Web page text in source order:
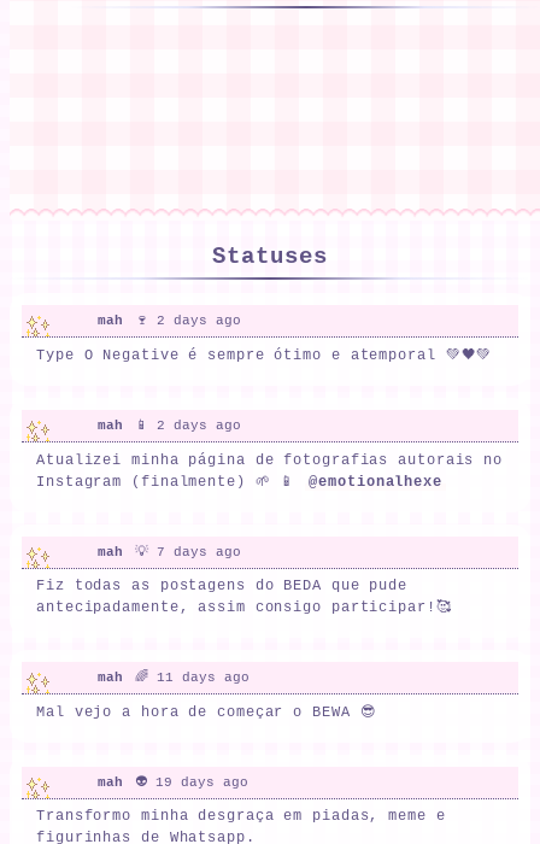
Statuses
mah 🍷 2 days ago
Type O Negative é sempre ótimo e atemporal 💚🖤💚
mah 📱 2 days ago
Atualizei minha página de fotografias autorais no
Instagram (finalmente) 🌱 📱
@emotionalhexe
mah 💡 7 days ago
Fiz todas as postagens do BEDA que pude
antecipadamente, assim consigo participar!🥰
mah 🌈 11 days ago
Mal vejo a hora de começar o BEWA 😎
mah 👽 19 days ago
Transformo minha desgraça em piadas, meme e
figurinhas de Whatsapp.